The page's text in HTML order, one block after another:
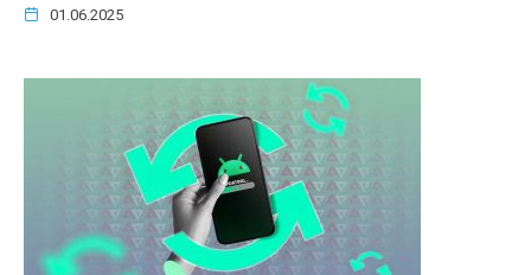
01.06.2025